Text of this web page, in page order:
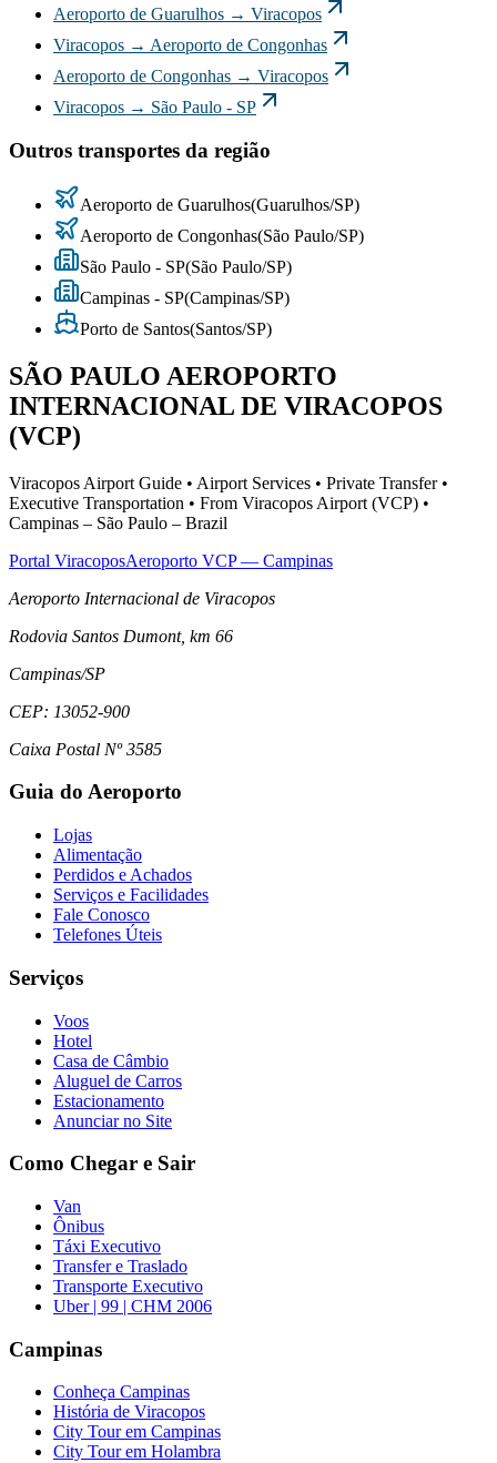
Aeroporto de Guarulhos → Viracopos
Viracopos → Aeroporto de Congonhas
Aeroporto de Congonhas → Viracopos
Viracopos → São Paulo - SP
Outros transportes da região
Aeroporto de Guarulhos(Guarulhos/SP)
Aeroporto de Congonhas(São Paulo/SP)
São Paulo - SP(São Paulo/SP)
Campinas - SP(Campinas/SP)
Porto de Santos(Santos/SP)
SÃO PAULO AEROPORTO
INTERNACIONAL DE VIRACOPOS
(VCP)
Viracopos Airport Guide • Airport Services • Private Transfer •
Executive Transportation • From Viracopos Airport (VCP) •
Campinas – São Paulo – Brazil
Portal ViracoposAeroporto VCP — Campinas
Aeroporto Internacional de Viracopos
Rodovia Santos Dumont, km 66
Campinas/SP
CEP: 13052-900
Caixa Postal Nº 3585
Guia do Aeroporto
Lojas
Alimentação
Perdidos e Achados
Serviços e Facilidades
Fale Conosco
Telefones Úteis
Serviços
Voos
Hotel
Casa de Câmbio
Aluguel de Carros
Estacionamento
Anunciar no Site
Como Chegar e Sair
Van
Ônibus
Táxi Executivo
Transfer e Traslado
Transporte Executivo
Uber | 99 | CHM 2006
Campinas
Conheça Campinas
História de Viracopos
City Tour em Campinas
City Tour em Holambra